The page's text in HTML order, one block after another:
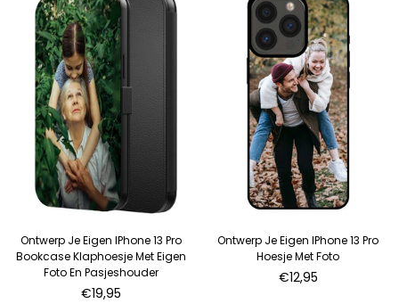
Ontwerp Je Eigen IPhone 13 Pro
Bookcase Klaphoesje Met Eigen
Foto En Pasjeshouder
Normale
€19,95
Ontwerp Je Eigen IPhone 13 Pro
Hoesje Met Foto
€12,95